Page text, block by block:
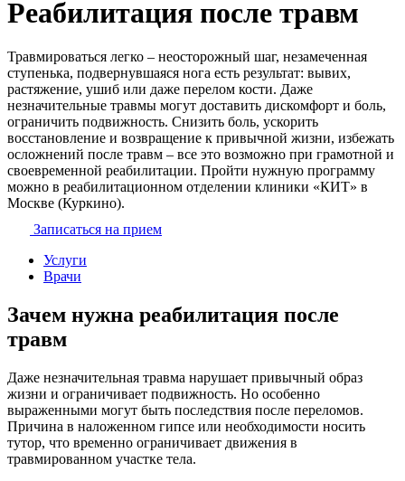
Реабилитация после травм
Травмироваться легко – неосторожный шаг, незамеченная
ступенька, подвернувшаяся нога есть результат: вывих,
растяжение, ушиб или даже перелом кости. Даже
незначительные травмы могут доставить дискомфорт и боль,
ограничить подвижность. Снизить боль, ускорить
восстановление и возвращение к привычной жизни, избежать
осложнений после травм – все это возможно при грамотной и
своевременной реабилитации. Пройти нужную программу
можно в реабилитационном отделении клиники «КИТ» в
Москве (Куркино).
Записаться на прием
Услуги
Врачи
Зачем нужна реабилитация после
травм
Даже незначительная травма нарушает привычный образ
жизни и ограничивает подвижность. Но особенно
выраженными могут быть последствия после переломов.
Причина в наложенном гипсе или необходимости носить
тутор, что временно ограничивает движения в
травмированном участке тела.